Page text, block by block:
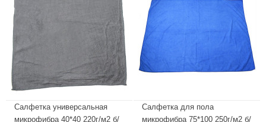
Салфетка универсальная
микрофибра 40*40 220г/м2 б/
Салфетка для пола
микрофибра 75*100 250г/м2 б/